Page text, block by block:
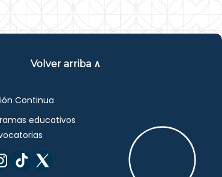
Volver arriba ∧
Continua
educativos